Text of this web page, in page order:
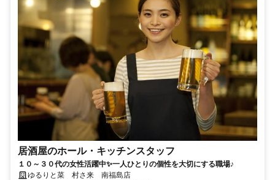
居酒屋のホール・キッチンスタッフ
１０～３０代の女性活躍中✨一人ひとりの個性を大切にする職場♪
ゆるりと菜 村さ来 南福島店